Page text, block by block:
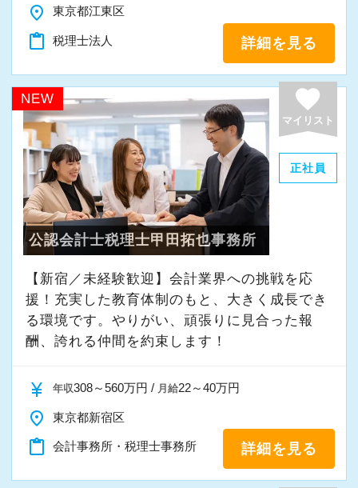
place 東京都江東区
content_paste 税理士法人 詳細を見る
NEW favorite
マイリスト
正社員
公認会計士税理士甲田拓也事務所
【新宿／未経験歓迎】会計業界への挑戦を応
援！充実した教育体制のもと、大きく成長でき
る環境です。やりがい、頑張りに見合った報
酬、誇れる仲間を約束します！
currency_yen 年収308～560万円 / 月給22～40万円
place 東京都新宿区
content_paste 会計事務所・税理士事務所 詳細を見る